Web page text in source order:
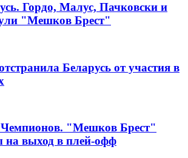
Гордо, Малус, Пачковски и
"Мешков Брест"
Беларусь от участия в
Чемпионов. "Мешков Брест"
на выход в плей-офф